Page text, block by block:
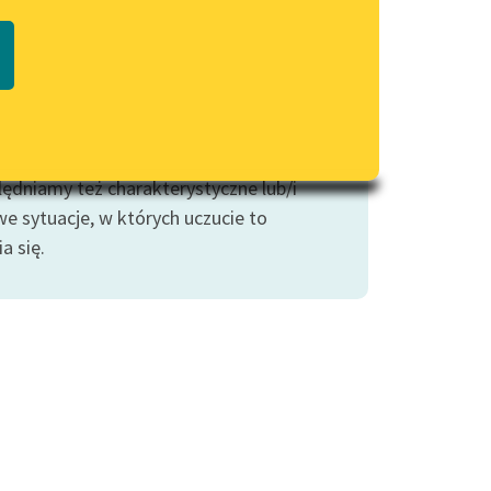
PDF
wrażliwych
Deklaracja dostępności
ten posiada również swe bardziej
wcielenia. Tym zaś, najbardziej
też charakterystyczne lub/i
sytuacje, w których uczucie to
się.